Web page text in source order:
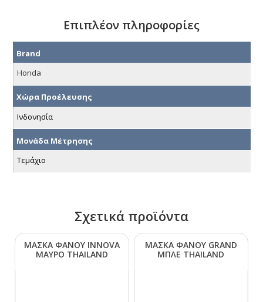
Επιπλέον πληροφορίες
Brand
Honda
Χώρα Προέλευσης
Ινδονησία
Μονάδα Μέτρησης
Τεμάχιο
Σχετικά προϊόντα
ΜΑΣΚΑ ΦΑΝΟΥ ΙΝΝΟVΑ
ΜΑΥΡΟ ΤΗΑΙLΑΝD
ΜΑΣΚΑ ΦΑΝΟΥ GRΑΝD
ΜΠΛΕ ΤΗΑΙLΑΝD